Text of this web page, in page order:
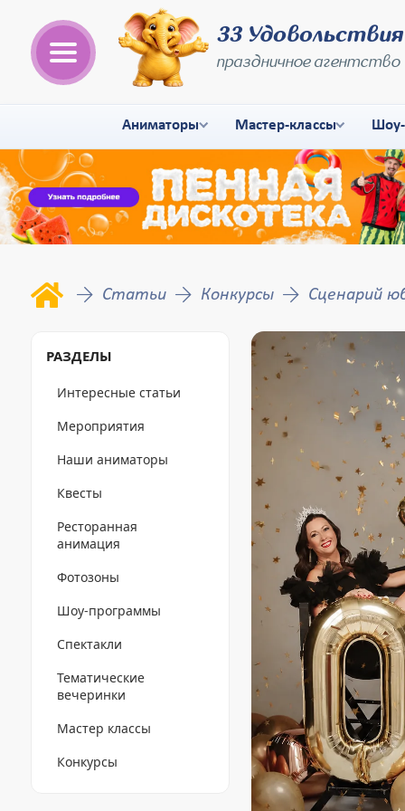
33 Удовольствия
праздничное агентство
Аниматоры Мастер-классы
Статьи Конкурсы Сценарий
РАЗДЕЛЫ
Интересные статьи
Мероприятия
Наши аниматоры
Квесты
Ресторанная
анимация
Фотозоны
Шоу-программы
Спектакли
Тематические
вечеринки
Мастер классы
Конкурсы